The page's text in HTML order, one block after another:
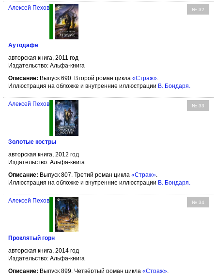
№ 32
Алексей Пехов
Аутодафе
авторская книга, 2011 год
Издательство: Альфа-книга
Описание: Выпуск 690. Второй роман цикла «Страж».
Иллюстрация на обложке и внутренние иллюстрации В. Бондаря.
№ 33
Алексей Пехов
Золотые костры
авторская книга, 2012 год
Издательство: Альфа-книга
Описание: Выпуск 807. Третий роман цикла «Страж»
Иллюстрация на обложке и внутренние иллюстрации В. Бондаря
№ 34
Алексей Пехов
Проклятый горн
авторская книга, 2014 год
Издательство: Альфа-книга
Описание: Выпуск 899. Четвёртый роман цикла «Страж».